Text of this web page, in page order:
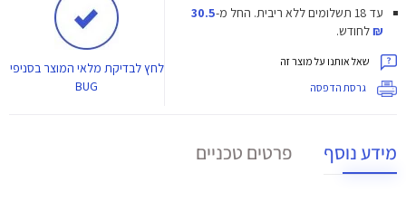
עד 18 תשלומים ללא ריבית.
החל מ-30.5
₪לחודש.
שאל אותנו על מוצר זה
גרסת הדפסה
לחץלבדיקת מלאי המוצר בסניפי
BUG
מידע נוסף פרטים טכניים